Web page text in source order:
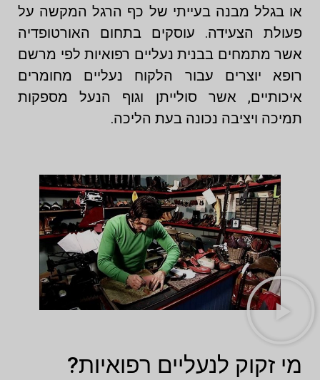
או בגלל מבנה בעייתי של כף הרגל המקשה על
פעולת הצעידה. עוסקים בתחום האורטופדיה
אשר מתמחים בבנית נעליים רפואיות לפי מרשם
רופא יוצרים עבור הלקוח נעליים מחומרים
איכותיים, אשר סולייתן וגוף הנעל מספקות
תמיכה ויציבה נכונה בעת הליכה.
מי זקוק לנעליים רפואיות?